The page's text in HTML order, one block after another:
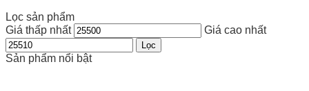
Lọc sản phẩm
Giá thấp nhất
Giá cao nhất
Lọc
Sản phẩm nổi bật